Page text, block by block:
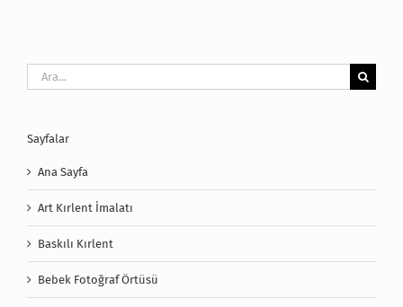
Ara:
Sayfalar
Ana Sayfa
Art Kırlent İmalatı
Baskılı Kırlent
Bebek Fotoğraf Örtüsü